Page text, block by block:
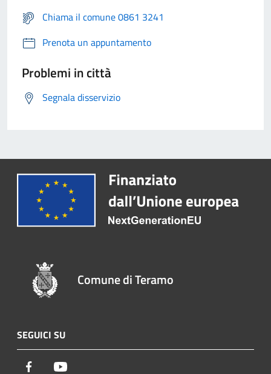
Chiama il comune 0861 3241
Prenota un appuntamento
Problemi in città
Segnala disservizio
Comune di Teramo
SEGUICI SU
Facebook